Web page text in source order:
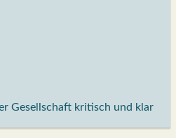
Gesellschaft kritisch und klar